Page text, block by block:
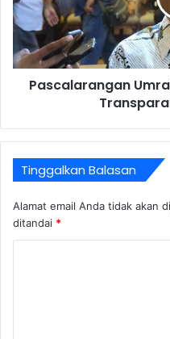
Pascalarangan
Tinggalkan Balasan
Alamat email Anda tidak akan
ditandai *